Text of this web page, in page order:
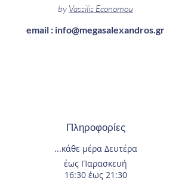
by Vassilis Economou
email : info@megasalexandros.gr
Πληροφορίες
...κάθε μέρα Δευτέρα
έως Παρασκευή
16:30 έως 21:30